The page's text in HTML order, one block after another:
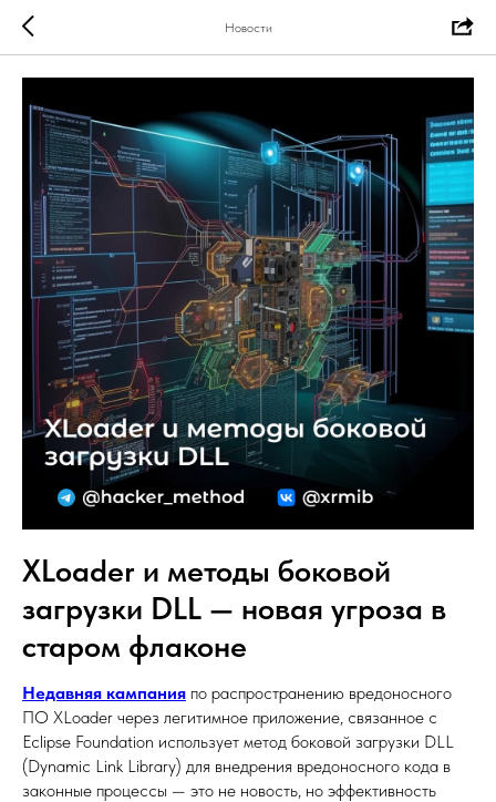
Новости
XLoader и методы боковой
загрузки DLL — новая угроза в
старом флаконе
Недавняя кампания по распространению вредоносного
ПО XLoader через легитимное приложение, связанное с
Eclipse Foundation использует метод боковой загрузки DLL
(Dynamic Link Library) для внедрения вредоносного кода в
законные процессы — это не новость, но эффективность